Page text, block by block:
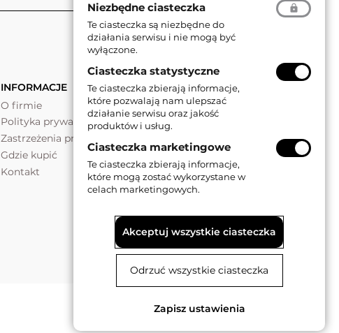
INFORMACJE
O firmie
Polityka prywatności
Zastrzeżenia prawne
Gdzie kupić
Kontakt
Niezbędne ciasteczka
Te ciasteczka są niezbędne do
działania serwisu i nie mogą być
wyłączone.
Ciasteczka statystyczne
Te ciasteczka zbierają informacje,
które pozwalają nam ulepszać
działanie serwisu oraz jakość
produktów i usług.
Ciasteczka marketingowe
Te ciasteczka zbierają informacje,
które mogą zostać wykorzystane w
celach marketingowych.
Akceptuj wszystkie ciasteczka
Odrzuć wszystkie ciasteczka
Zapisz ustawienia